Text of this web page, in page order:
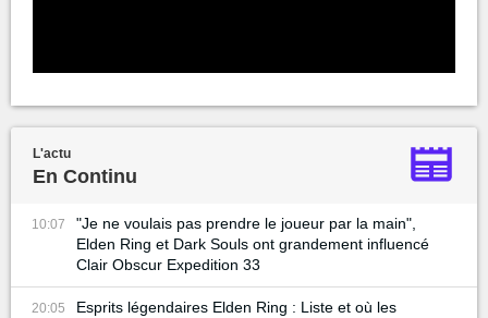
L'actu
En Continu
10:07
"Je ne voulais pas prendre le joueur par la main",
Elden Ring et Dark Souls ont grandement influencé
Clair Obscur Expedition 33
20:05
Esprits légendaires Elden Ring : Liste et où les